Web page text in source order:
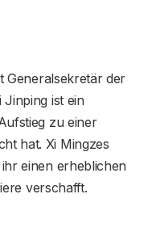
Generalsekretär der
Jinping ist ein
zu einer
hat. Xi Mingzes
einen erheblichen
verschafft.